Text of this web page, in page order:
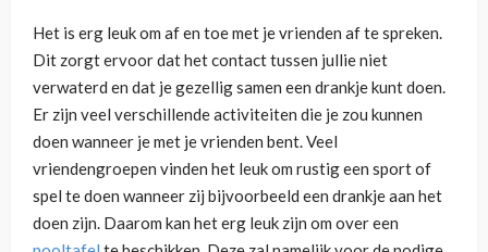
Het is erg leuk om af en toe met je vrienden af te spreken.
Dit zorgt ervoor dat het contact tussen jullie niet
verwaterd en dat je gezellig samen een drankje kunt doen.
Er zijn veel verschillende activiteiten die je zou kunnen
doen wanneer je met je vrienden bent. Veel
vriendengroepen vinden het leuk om rustig een sport of
spel te doen wanneer zij bijvoorbeeld een drankje aan het
doen zijn. Daarom kan het erg leuk zijn om over een